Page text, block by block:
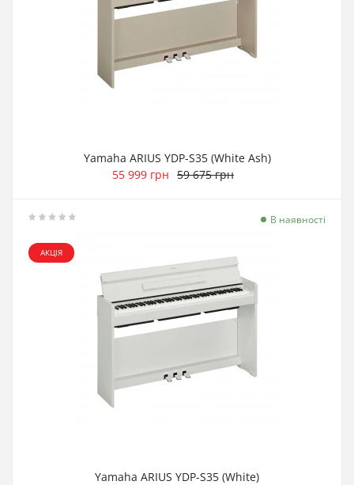
Yamaha ARIUS YDP-S35 (White Ash)
55 999 грн 59 675 грн
АКЦІЯ
В наявності
Yamaha ARIUS YDP-S35 (White)